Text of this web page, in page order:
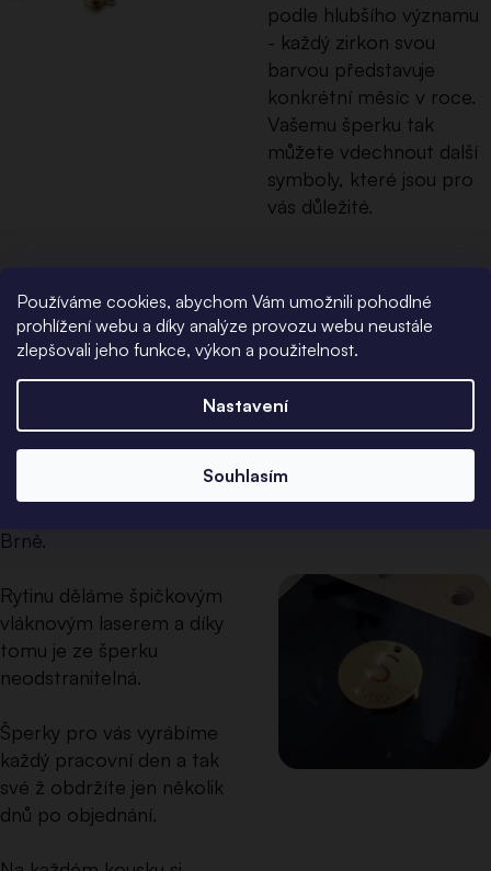
Používáme cookies, abychom Vám umožnili pohodlné
prohlížení webu a díky analýze provozu webu neustále
zlepšovali jeho funkce, výkon a použitelnost.
Nastavení
Souhlasím
podle hlubšího významu
- každý zirkon svou
barvou představuje
konkrétní měsíc v roce.
Vašemu šperku tak
můžete vdechnout další
symboly, které jsou pro
vás důležité.
Personalizováno v
Česku
Všechny šperky s rytinami
Brně.
Rytinu děláme špičkovým
vláknovým laserem a díky
tomu je ze šperku
neodstranitelná.
Šperky pro vás vyrábíme
každý pracovní den a tak
své ž obdržíte jen několik
dnů po objednání.